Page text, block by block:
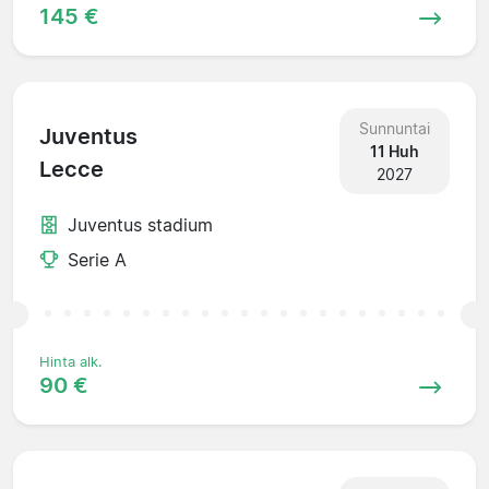
145 €
Juventus
Lecce
Sunnuntai
11 Huh
2027
Juventus stadium
Serie A
Hinta alk.
90 €